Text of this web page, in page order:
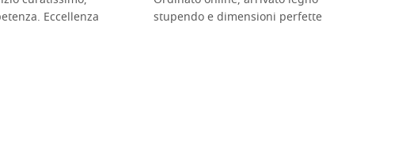
Eccellenza
stupendo e dimensioni perfette